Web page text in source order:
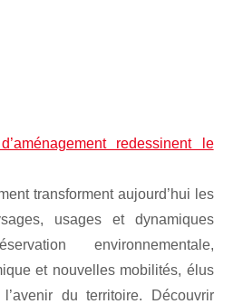
redessinent le
transforment aujourd’hui les
usages et dynamiques
environnementale,
et nouvelles mobilités, élus
du territoire. Découvrir